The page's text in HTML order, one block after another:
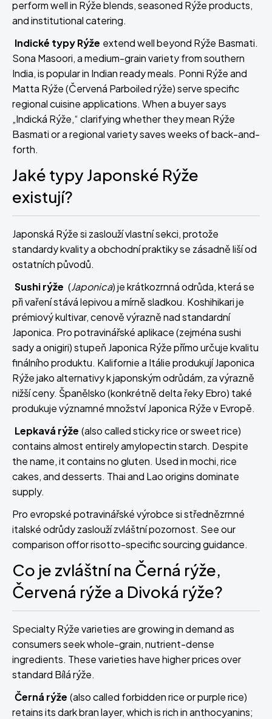
perform well in Rýže blends, seasoned Rýže products,
and institutional catering.
Indické typy Rýže extend well beyond Rýže Basmati.
Sona Masoori, a medium-grain variety from southern
India, is popular in Indian ready meals. Ponni Rýže and
Matta Rýže (Červená Parboiled rýže) serve specific
regional cuisine applications. When a buyer says
„Indická Rýže,“ clarifying whether they mean Rýže
Basmati or a regional variety saves weeks of back-and-
forth.
Jaké typy Japonské Rýže
existují?
Japonská Rýže si zaslouží vlastní sekci, protože
standardy kvality a obchodní praktiky se zásadně liší od
ostatních původů.
Sushi rýže (Japonica) je krátkozrnná odrůda, která se
při vaření stává lepivou a mírně sladkou. Koshihikari je
prémiový kultivar, cenově výrazně nad standardní
Japonica. Pro potravinářské aplikace (zejména sushi
sady a onigiri) stupeň Japonica Rýže přímo určuje kvalitu
finálního produktu. Kalifornie a Itálie produkují Japonica
Rýže jako alternativy k japonským odrůdám, za výrazně
nižší ceny. Španělsko (konkrétně delta řeky Ebro) také
produkuje významné množství Japonica Rýže v Evropě.
Lepkavá rýže (also called sticky rice or sweet rice)
contains almost entirely amylopectin starch. Despite
the name, it contains no gluten. Used in mochi, rice
cakes, and desserts. Thai and Lao origins dominate
supply.
Pro evropské potravinářské výrobce si střednězrnné
italské odrůdy zaslouží zvláštní pozornost. See our
comparison offor risotto-specific sourcing guidance.
Co je zvláštní na Černá rýže,
Červená rýže a Divoká rýže?
Specialty Rýže varieties are growing in demand as
consumers seek whole-grain, nutrient-dense
ingredients. These varieties have higher prices over
standard Bílá rýže.
Černá rýže (also called forbidden rice or purple rice)
retains its dark bran layer, which is rich in anthocyanins;